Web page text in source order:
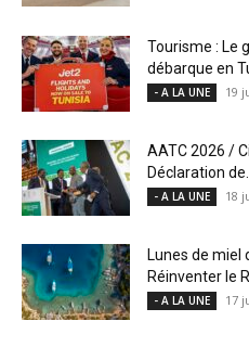
Tourisme : Le
débarque en
- A LA UNE 19
AATC 2026 /
Déclaration de...
- A LA UNE 18
Lunes de miel
Réinventer le
- A LA UNE 17